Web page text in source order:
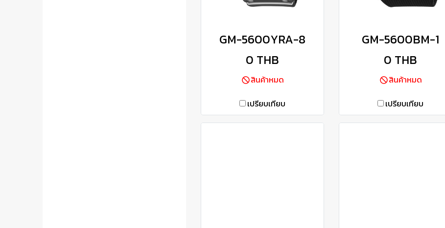
GM-5600YRA-8
0 THB
สินค้าหมด
เปรียบเทียบ
GM-5600BM-1
0 THB
สินค้าหมด
เปรียบเทียบ